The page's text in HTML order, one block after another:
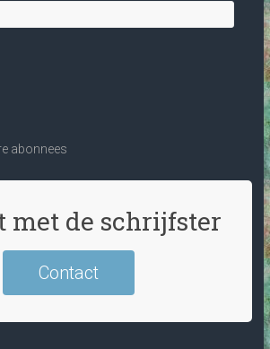
abonnees
met de schrijfster
Contact